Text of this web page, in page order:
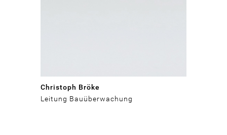
Christoph Bröke
Leitung Bauüberwachung